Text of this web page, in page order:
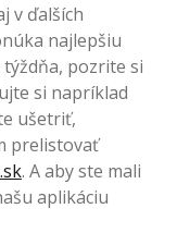
v ďalších
najlepšiu
pozrite si
si napríklad
ušetriť,
prelistovať
. A aby ste mali
aplikáciu